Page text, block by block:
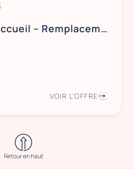
Hôte.sse d’Accueil – Remplacements Ponctuels
VOIR L'OFFRE
Retour en haut